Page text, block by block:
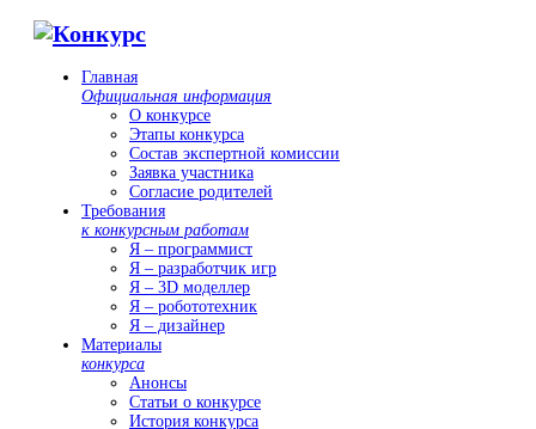
Главная
Официальная информация
О конкурсе
Этапы конкурса
Состав экспертной комиссии
Заявка участника
Согласие родителей
Требования
к конкурсным работам
Я – программист
Я – разработчик игр
Я – 3D моделлер
Я – робототехник
Я – дизайнер
Материалы
конкурса
Анонсы
Статьи о конкурсе
История конкурса